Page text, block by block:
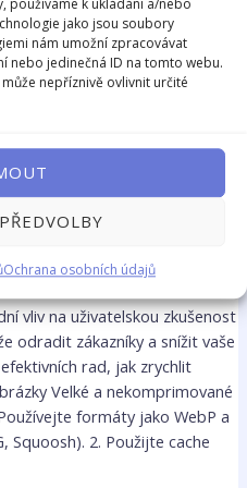
používáme k ukládání a/nebo
jako jsou soubory
nám umožní zpracovávat
nebo jedinečná ID na tomto webu.
nepříznivě ovlivnit určité
Ochrana osobních údajů
vašeho
rad
vliv na uživatelskou zkušenost
odradit zákazníky a snížit vaše
rad, jak zrychlit
Velké a nekomprimované
formáty jako WebP a
2. Použijte cache